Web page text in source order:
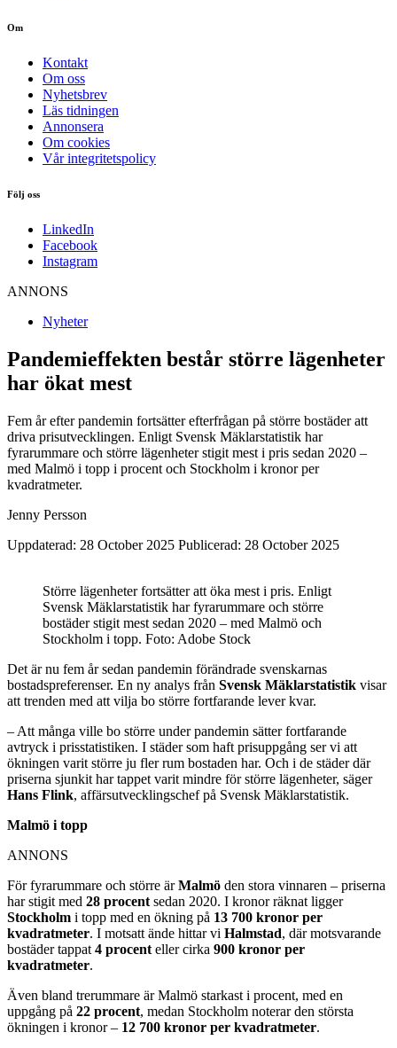
Om
Kontakt
Om oss
Nyhetsbrev
Läs tidningen
Annonsera
Om cookies
Vår integritetspolicy
Följ oss
LinkedIn
Facebook
Instagram
ANNONS
Nyheter
Pandemieffekten består större lägenheter
har ökat mest
Fem år efter pandemin fortsätter efterfrågan på större bostäder att
driva prisutvecklingen. Enligt Svensk Mäklarstatistik har
fyrarummare och större lägenheter stigit mest i pris sedan 2020 –
med Malmö i topp i procent och Stockholm i kronor per
kvadratmeter.
Jenny Persson
Uppdaterad: 28 October 2025 Publicerad: 28 October 2025
Större lägenheter fortsätter att öka mest i pris. Enligt
Svensk Mäklarstatistik har fyrarummare och större
bostäder stigit mest sedan 2020 – med Malmö och
Stockholm i topp. Foto: Adobe Stock
Det är nu fem år sedan pandemin förändrade svenskarnas
bostadspreferenser. En ny analys från Svensk Mäklarstatistik visar
att trenden med att vilja bo större fortfarande lever kvar.
– Att många ville bo större under pandemin sätter fortfarande
avtryck i prisstatistiken. I städer som haft prisuppgång ser vi att
ökningen varit större ju fler rum bostaden har. Och i de städer där
priserna sjunkit har tappet varit mindre för större lägenheter, säger
Hans Flink, affärsutvecklingschef på Svensk Mäklarstatistik.
Malmö i topp
ANNONS
För fyrarummare och större ärMalmö den stora vinnaren – priserna
har stigit med 28 procent sedan 2020. I kronor räknat ligger
Stockholm i topp med en ökning på 13 700 kronor per
kvadratmeter. I motsatt ände hittar vi Halmstad, där motsvarande
bostäder tappat 4 procent eller cirka 900 kronor per
kvadratmeter.
Även bland trerummare är Malmö starkast i procent, med en
uppgång på 22 procent, medan Stockholm noterar den största
ökningen i kronor – 12 700 kronor per kvadratmeter.